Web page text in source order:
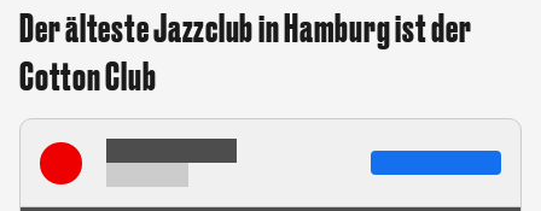
Der älteste Jazzclub in Hamburg ist der
Cotton Club